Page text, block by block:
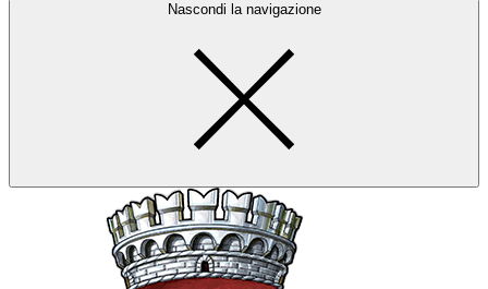
Nascondi la navigazione